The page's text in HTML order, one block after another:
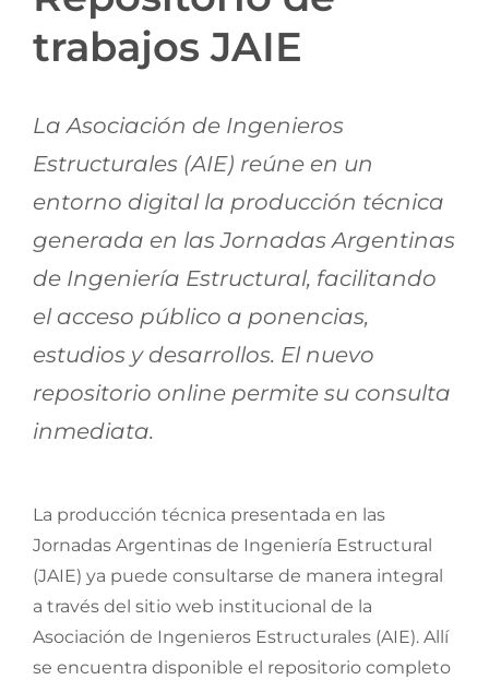
Socios
Contacto
trabajos JAIE
La Asociación de Ingenieros
Estructurales (AIE) reúne en un
entorno digital la producción técnica
generada en las Jornadas Argentinas
de Ingeniería Estructural, facilitando
el acceso público a ponencias,
estudios y desarrollos. El nuevo
repositorio online permite su consulta
inmediata.
La producción técnica presentada en las
Jornadas Argentinas de Ingeniería Estructural
(JAIE) ya puede consultarse de manera integral
a través del sitio web institucional de la
Asociación de Ingenieros Estructurales (AIE). Allí
se encuentra disponible el repositorio completo